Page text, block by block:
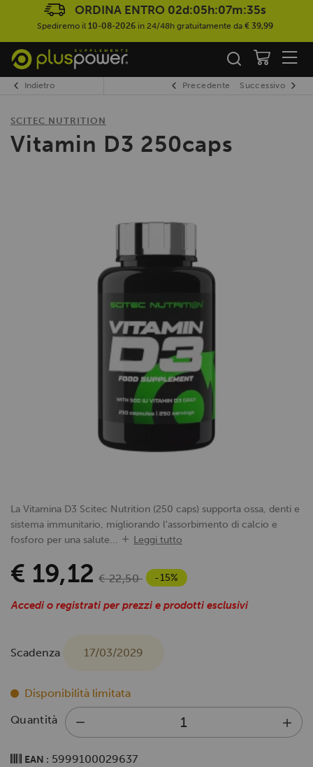
ORDINA ENTRO 02d:05h:07m:34s
Spediremo il 10-08-2026in 24/48h gratuitamente da € 39,99
Indietro Precedente Successivo
SCITEC NUTRITION
Vitamin D3 250caps
La Vitamina D3 Scitec Nutrition (250 caps) supporta ossa, denti e
sistema immunitario, migliorando l'assorbimento di calcio e
fosforo per una salute...
Leggi tutto
€ 19,12 € 22,50 -15%
Accedi o registrati per prezzi e prodotti esclusivi
Scadenza 17/03/2029
Disponibilità limitata
Quantità
EAN : 5999100029637